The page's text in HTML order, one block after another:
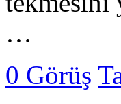
…
0 Görüş